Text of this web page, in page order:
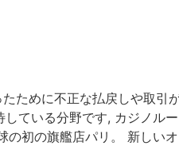
ために不正な払戻しや取引
ている分野です, カジノル
初の旗艦店パリ。 新しい